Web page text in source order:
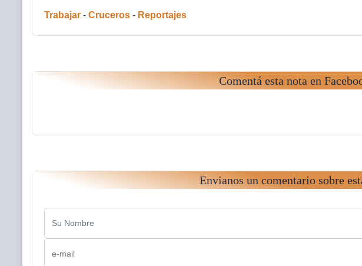
Trabajar - Cruceros - Reportajes
Comentá esta nota en
Envianos un comentario sobre